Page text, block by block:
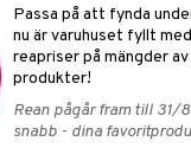
Passa på att fynda
nu är varuhuset fyllt
reapriser på mängder
produkter!
Rean pågår fram till 31/
snabb - dina